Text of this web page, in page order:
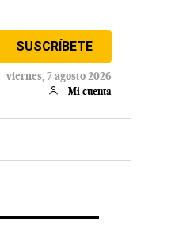
SUSCRÍBETE
viernes, 7 agosto 2026
Mi cuenta